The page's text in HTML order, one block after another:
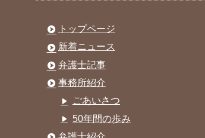
トップページ
新着ニュース
弁護士記事
事務所紹介
ごあいさつ
50年間の歩み